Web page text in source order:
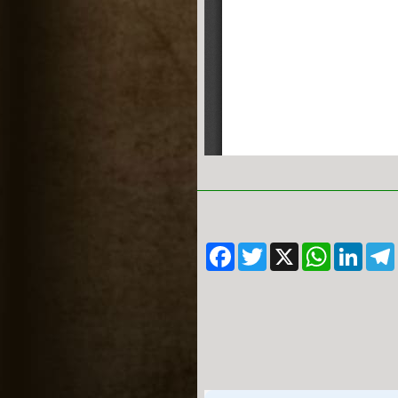
FacebookTwitter X
WhatsAppLinkedInTelegram